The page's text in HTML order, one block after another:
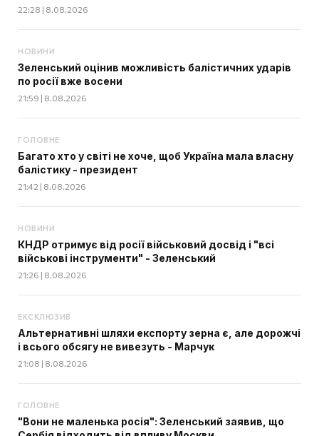
22:28 | 8.08.2026
НОВИНИ
Зеленський оцінив можливість балістичних ударів
по росії вже восени
21:59 | 8.08.2026
ГОЛОВНЕ
Багато хто у світі не хоче, щоб Україна мала власну
балістику - президент
21:42 | 8.08.2026
НОВИНИ
КНДР отримує від росії військовий досвід і "всі
військові інструменти" - Зеленський
21:26 | 8.08.2026
ЕКСКЛЮЗИВ
Альтернативні шляхи експорту зерна є, але дорожчі
і всього обсягу не вивезуть - Марчук
21:08 | 8.08.2026
ГОЛОВНЕ
"Вони не маленька росія": Зеленський заявив, що